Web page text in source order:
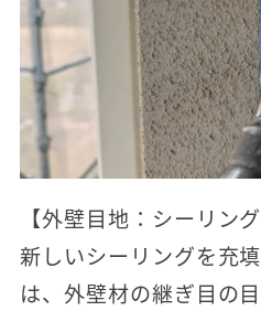
【外壁目地：シーリン
新しいシーリングを充
は、外壁材の継ぎ目の